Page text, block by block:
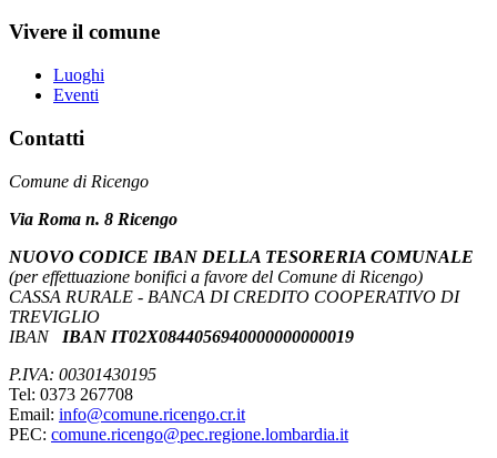
Vivere il comune
Luoghi
Eventi
Contatti
Comune di Ricengo
Via Roma n. 8 Ricengo
NUOVO CODICE IBAN DELLA TESORERIA COMUNALE
(per effettuazione bonifici a favore del Comune di Ricengo)
CASSA RURALE - BANCA DI CREDITO COOPERATIVO DI
TREVIGLIO
IBAN
IBAN IT02X0844056940000000000019
P.IVA: 00301430195
Tel: 0373 267708
Email: info@comune.ricengo.cr.it
PEC: comune.ricengo@pec.regione.lombardia.it